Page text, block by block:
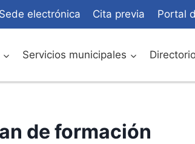
Sede electrónica Cita previa Portal
Servicios municipales
de formación